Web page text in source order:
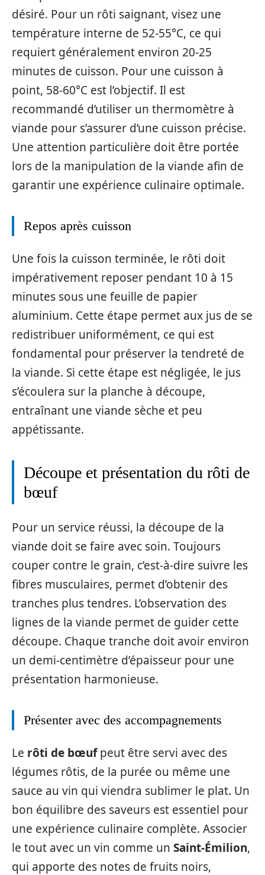
désiré. Pour un rôti saignant, visez une
température interne de 52-55°C, ce qui
requiert généralement environ 20-25
minutes de cuisson. Pour une cuisson à
point, 58-60°C est l’objectif. Il est
recommandé d’utiliser un thermomètre à
viande pour s’assurer d’une cuisson précise.
Une attention particulière doit être portée
lors de la manipulation de la viande afin de
garantir une expérience culinaire optimale.
Repos après cuisson
Une fois la cuisson terminée, le rôti doit
impérativement reposer pendant 10 à 15
minutes sous une feuille de papier
aluminium. Cette étape permet aux jus de se
redistribuer uniformément, ce qui est
fondamental pour préserver la tendreté de
la viande. Si cette étape est négligée, le jus
s’écoulera sur la planche à découpe,
entraînant une viande sèche et peu
appétissante.
Découpe et présentation du rôti de
bœuf
Pour un service réussi, la découpe de la
viande doit se faire avec soin. Toujours
couper contre le grain, c’est-à-dire suivre les
fibres musculaires, permet d’obtenir des
tranches plus tendres. L’observation des
lignes de la viande permet de guider cette
découpe. Chaque tranche doit avoir environ
un demi-centimètre d’épaisseur pour une
présentation harmonieuse.
Présenter avec des accompagnements
Le rôti de bœufpeut être servi avec des
légumes rôtis, de la purée ou même une
sauce au vin qui viendra sublimer le plat. Un
bon équilibre des saveurs est essentiel pour
une expérience culinaire complète. Associer
le tout avec un vin comme un Saint-Émilion,
qui apporte des notes de fruits noirs,